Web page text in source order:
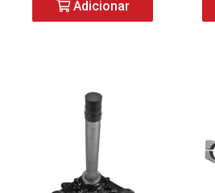
Adicionar